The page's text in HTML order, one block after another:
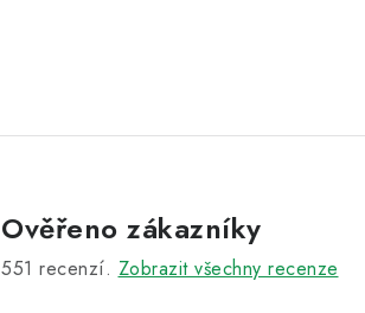
Ověřeno zákazníky
551 recenzí. Zobrazit všechny recenze